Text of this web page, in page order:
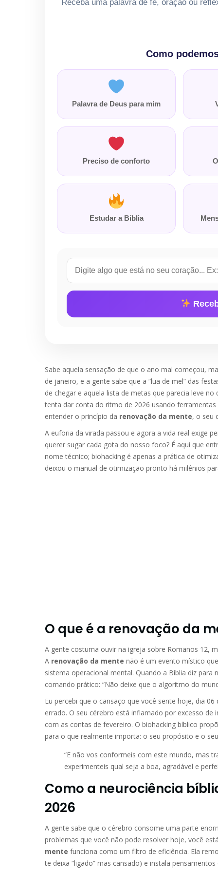
Receba uma palavra de fé, oração ou
Como
Palavra de Deus para mim
Preciso de conforto
Estudar a Bíblia
Sabe aquela sensação de que o ano mal começou,
de janeiro, e a gente sabe que a “lua de mel” das
de chegar e aquela lista de metas que parecia leve
tenta dar conta do ritmo de 2026 usando
entender o princípio da renovação da mente, o seu
A euforia da virada passou e agora a vida real exige
querer sugar cada gota do nosso foco? É aqui que
nome técnico; biohacking é apenas a prática de
deixou o manual de otimização pronto há milênios
O que é a renovação da
A gente costuma ouvir na igreja sobre Romanos 12,
A renovação da mente não é um evento místico
sistema operacional mental. Quando a Bíblia diz
comando prático: “Não deixe que o algoritmo do
Eu percebi que o cansaço que você sente hoje, dia
errado. O seu cérebro está inflamado por excesso
com as contas de fevereiro. O biohacking bíblico
para o que realmente importa: o seu propósito e o
“E não vos conformeis com este mundo, mas
experimenteis qual seja a boa, agradável e
Como a neurociência
2026
A gente sabe que o cérebro consome uma parte
problemas que você não pode resolver hoje, você
mente funciona como um filtro de eficiência. Ela
te deixa “ligado” mas cansado) e instala